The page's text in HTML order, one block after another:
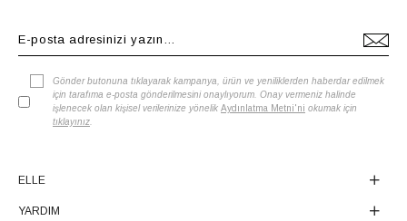
Gönder butonuna tıklayarak kampanya, ürün ve yeniliklerden haberdar edilmek
için tarafıma e-posta gönderilmesini onaylıyorum. Onay vermeniz halinde
işlenecek olan kişisel verilerinize yönelik Aydınlatma Metni'ni okumak için
tıklayınız
ELLE
YARDIM